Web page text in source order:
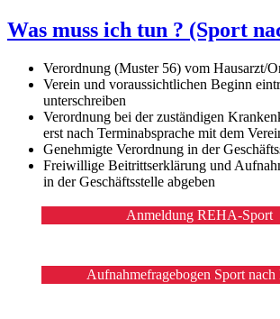
Was muss ich tun ? (Sport
Verordnung (Muster 56) vom Hausarzt/
Verein und voraussichtlichen Beginn
unterschreiben
Verordnung bei der zuständigen
erst nach Terminabsprache mit dem
Genehmigte Verordnung in der
Freiwillige Beitrittserklärung und
in der Geschäftsstelle abgeben
Anmeldung REHA-Sport
Aufnahmefragebogen Sport nach